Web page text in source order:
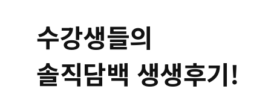
수강생들의
솔직담백 생생후기!